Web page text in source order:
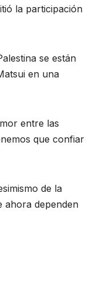
la participación
se están
en una
entre las
que confiar
de la
ahora dependen